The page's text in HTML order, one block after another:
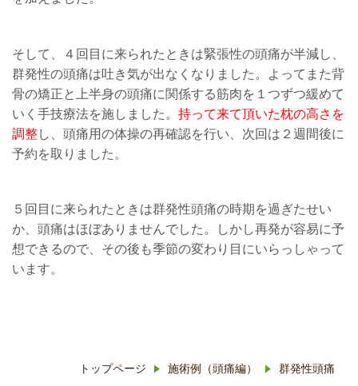
そして、４回目に来られたときは緊張性の頭痛が半減し、
群発性の頭痛は吐き気が出なくなりました。よってまた背
骨の矯正と上半身の頭痛に関係する筋肉を１つずつ緩めて
いく手技療法を施しました。 持って来て頂いた枕の高さを
調整し、頭痛用の体操の再確認を行い、次回は２週間後に
予約を取りました。
５回目に来られたときは群発性頭痛の時期を過ぎたせい
か、頭痛はほぼありませんでした。しかし再発が容易に予
想できるので、その後も季節の変わり目にいらっしゃって
います。
トップページ 施術例（頭痛編） 群発性頭痛